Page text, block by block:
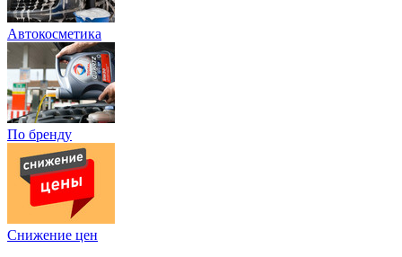
Автокосметика
По бренду
Снижение цен